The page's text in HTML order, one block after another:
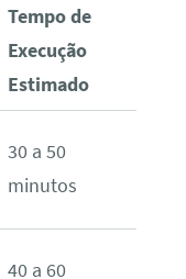
Tempo de
Execução
Estimado
30 a 50
minutos
40 a 60